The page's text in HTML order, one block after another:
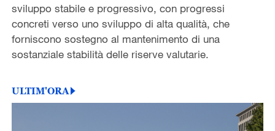
sviluppo stabile e progressivo, con progressi
concreti verso uno sviluppo di alta qualità, che
forniscono sostegno al mantenimento di una
sostanziale stabilità delle riserve valutarie.
ULTIM'ORA